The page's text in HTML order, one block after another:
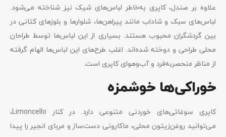
علاوه بر صندل، کاپری به‌خاطر لباس‌های شیک نیز شناخته می‌شود.
لباس‌های سبک و شاداب مانند پیراهن‌ها، شلوارها و بلوزهای کتانی در
بین گردشگران محبوب هستند. بسیاری از این لباس‌ها توسط طراحان
محلی طراحی و دوخته شده‌اند. اغلب طرح‌های این لباس‌ها الهام گرفته
از مناظر منحصربه‌فرد و آب‌وهوای کاپری است.
خوراکی‌ها خوشمزه
کاپری سوغاتی‌های خوردنی متنوعی دارد. در کنار Limoncello،
می‌توانید روغن‌زیتون محلی، ماکارونی دست‌ساز و مربای انجیر را پیدا